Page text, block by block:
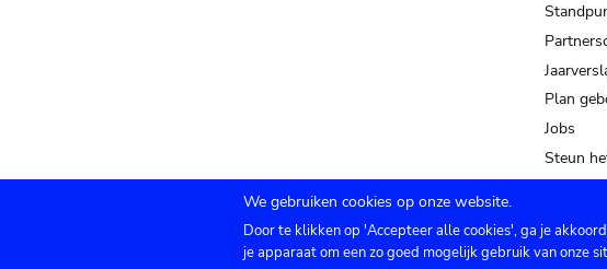
Plan
Jobs
Steun
Agenda Pers Zaalverhuur Contact
We gebruiken cookies op onze website.
Door te klikken op 'Accepteer alle cookies', ga je
je apparaat om een zo goed mogelijk gebruik van onze